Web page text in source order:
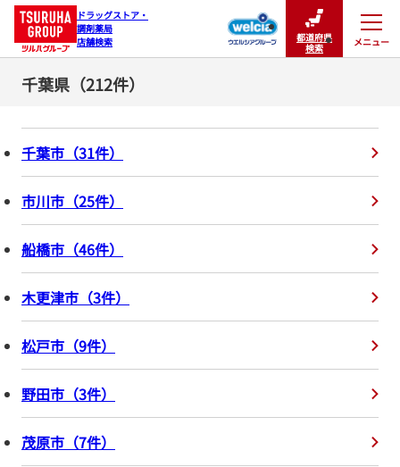
ドラッグストア・
調剤薬局
店舗検索
都道府県
検索
メニュー
閉じる
千葉県（212件）
千葉市 （31件）
市川市 （25件）
船橋市 （46件）
木更津市 （3件）
松戸市 （9件）
野田市 （3件）
茂原市 （7件）